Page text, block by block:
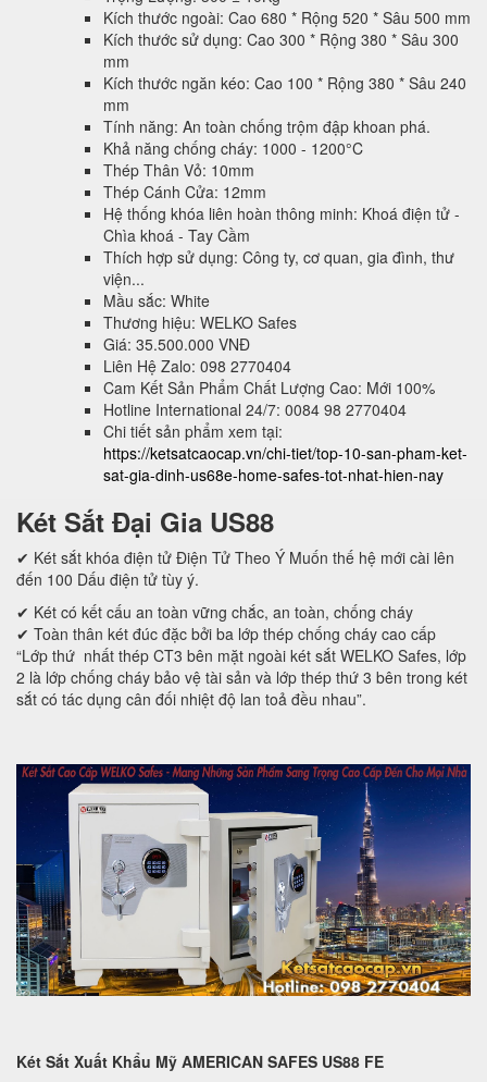
Kích thước ngoài: Cao 680 * Rộng 520 * Sâu 500 mm
Kích thước sử dụng: Cao 300 * Rộng 380 * Sâu 300
mm
Kích thước ngăn kéo: Cao 100 * Rộng 380 * Sâu 240
mm
Tính năng: An toàn chống trộm đập khoan phá.
Khả năng chống cháy: 1000 - 1200°C
Thép Thân Vỏ: 10mm
Thép Cánh Cửa: 12mm
Hệ thống khóa liên hoàn thông minh: Khoá điện tử -
Chìa khoá - Tay Cầm
Thích hợp sử dụng: Công ty, cơ quan, gia đình, thư
viện...
Mầu sắc: White
Thương hiệu: WELKO Safes
Giá: 35.500.000 VNĐ
Liên Hệ Zalo: 098 2770404
Cam Kết Sản Phẩm Chất Lượng Cao: Mới 100%
Hotline International 24/7: 0084 98 2770404
Chi tiết sản phẩm xem tại:
https://ketsatcaocap.vn/chi-tiet/top-10-san-pham-ket-
sat-gia-dinh-us68e-home-safes-tot-nhat-hien-nay
Két Sắt Đại Gia US88
✔ Két sắt khóa điện tử Điện Tử Theo Ý Muốn thế hệ mới cài lên
đến 100 Dấu điện tử tùy ý.
✔ Két có kết cấu an toàn vững chắc, an toàn, chống cháy
✔ Toàn thân két đúc đặc bởi ba lớp thép chống cháy cao cấp
“Lớp thứ nhất thép CT3 bên mặt ngoài két sắt WELKO Safes, lớp
2 là lớp chống cháy bảo vệ tài sản và lớp thép thứ 3 bên trong két
sắt có tác dụng cân đối nhiệt độ lan toả đều nhau”.
Két Sắt Xuất Khẩu Mỹ AMERICAN SAFES US88 FE